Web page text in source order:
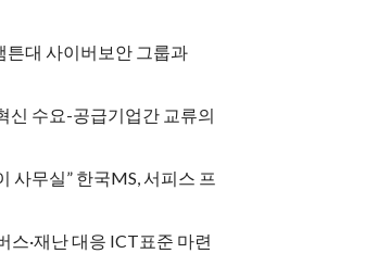
튼대 사이버보안 그룹과
신 수요-공급기업간 교류의
사무실” 한국MS, 서피스 프
스·재난 대응 ICT표준 마련